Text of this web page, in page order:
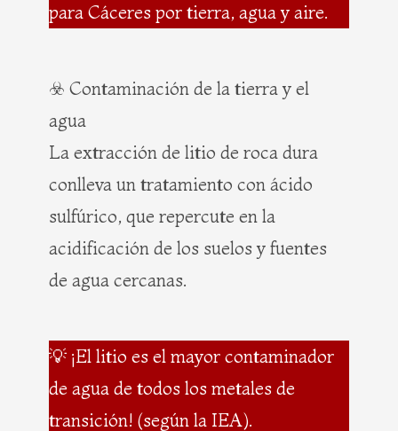
para Cáceres por tierra, agua y aire.
☣️ Contaminación de la tierra y el
agua
La extracción de litio de roca dura
conlleva un tratamiento con ácido
sulfúrico, que repercute en la
acidificación de los suelos y fuentes
de agua cercanas.
💡 ¡El litio es el mayor contaminador
de agua de todos los metales de
transición! (según la IEA).